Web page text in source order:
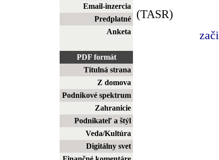
Email-inzercia
Predplatné
Anketa
PDF formát
Titulná strana
Z domova
Podnikové spektrum
Zahranicie
Podnikateľ a štýl
Veda/Kultúra
Digitálny svet
(TASR)